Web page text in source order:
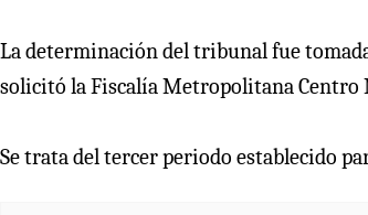
La determinación del tribunal fue
solicitó la Fiscalía Metropolitana Centro
Se trata del tercer periodo establecido